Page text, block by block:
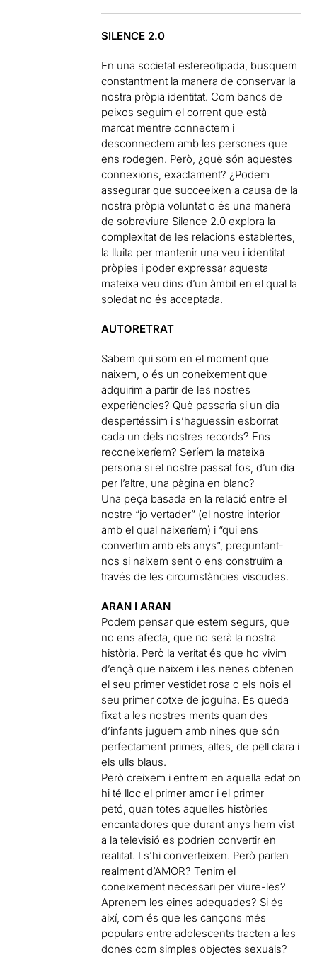
SILENCE 2.0
En una societat estereotipada, busquem
constantment la manera de conservar la
nostra pròpia identitat. Com bancs de
peixos seguim el corrent que està
marcat mentre connectem i
desconnectem amb les persones que
ens rodegen. Però, ¿què són aquestes
connexions, exactament? ¿Podem
assegurar que succeeixen a causa de la
nostra pròpia voluntat o és una manera
de sobreviure Silence 2.0 explora la
complexitat de les relacions establertes,
la lluita per mantenir una veu i identitat
pròpies i poder expressar aquesta
mateixa veu dins d’un àmbit en el qual la
soledat no és acceptada.
AUTORETRAT
Sabem qui som en el moment que
naixem, o és un coneixement que
adquirim a partir de les nostres
experiències? Què passaria si un dia
despertéssim i s’haguessin esborrat
cada un dels nostres records? Ens
reconeixeríem? Seríem la mateixa
persona si el nostre passat fos, d’un dia
per l’altre, una pàgina en blanc?
Una peça basada en la relació entre el
nostre “jo vertader” (el nostre interior
amb el qual naixeríem) i “qui ens
convertim amb els anys”, preguntant-
nos si naixem sent o ens construïm a
través de les circumstàncies viscudes.
ARAN I ARAN
Podem pensar que estem segurs, que
no ens afecta, que no serà la nostra
història. Però la veritat és que ho vivim
d’ençà que naixem i les nenes obtenen
el seu primer vestidet rosa o els nois el
seu primer cotxe de joguina. Es queda
fixat a les nostres ments quan des
d’infants juguem amb nines que són
perfectament primes, altes, de pell clara i
els ulls blaus.
Però creixem i entrem en aquella edat on
hi té lloc el primer amor i el primer
petó, quan totes aquelles històries
encantadores que durant anys hem vist
a la televisió es podrien convertir en
realitat. I s’hi converteixen. Però parlen
realment d’AMOR? Tenim el
coneixement necessari per viure-les?
Aprenem les eines adequades? Si és
així, com és que les cançons més
populars entre adolescents tracten a les
dones com simples objectes sexuals?